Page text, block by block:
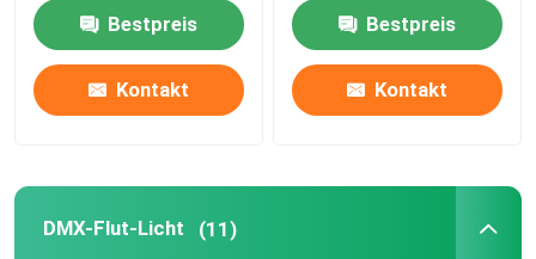
Bestpreis
Kontakt
Bestpreis
Kontakt
DMX-Flut-Licht (11)